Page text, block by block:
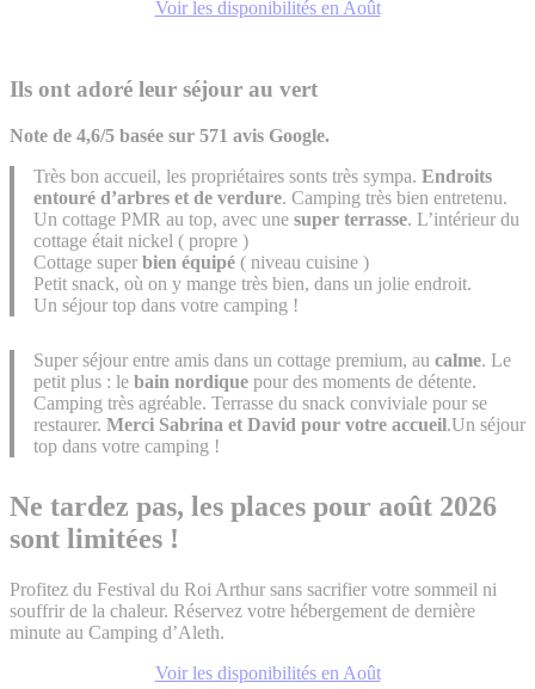
Voir les disponibilités en Août
Ils ont adoré leur séjour au vert
Note de 4,6/5 basée sur 571 avis Google.
Très bon accueil, les propriétaires sonts très sympa. Endroits
entouré d’arbres et de verdure. Camping très bien entretenu.
Un cottage PMR au top, avec une super terrasse. L’intérieur du
cottage était nickel ( propre )
Cottage super bien équipé ( niveau cuisine )
Petit snack, où on y mange très bien, dans un jolie endroit.
Un séjour top dans votre camping !
Super séjour entre amis dans un cottage premium, au calme. Le
petit plus : le bain nordique pour des moments de détente.
Camping très agréable. Terrasse du snack conviviale pour se
restaurer. Merci Sabrina et David pour votre accueil.Un séjour
top dans votre camping !
Ne tardez pas, les places pour août 2026
sont limitées !
Profitez du Festival du Roi Arthur sans sacrifier votre sommeil ni
souffrir de la chaleur. Réservez votre hébergement de dernière
minute au Camping d’Aleth.
Voir les disponibilités en Août